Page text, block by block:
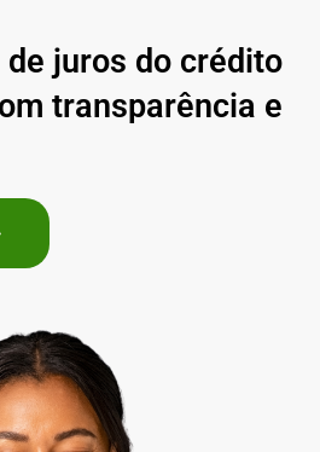
juros do crédito
transparência e